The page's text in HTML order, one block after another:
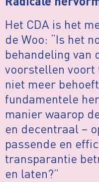
Radicale
Het CDA is het
de Woo: “Is het
behandeling van
voorstellen voort
niet meer
fundamentele
manier waarop
en decentraal –
passende en
transparantie
en laten?”